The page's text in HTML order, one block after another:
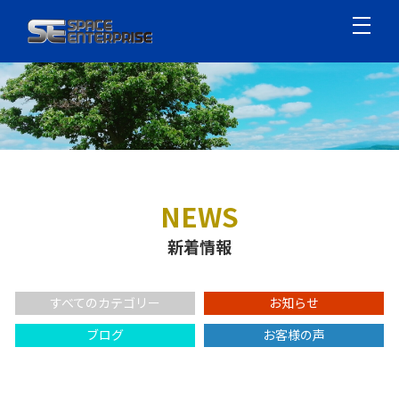
NEWS
新着情報
すべてのカテゴリー
お知らせ
ブログ
お客様の声